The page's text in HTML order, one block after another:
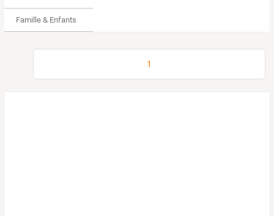
Famille & Enfants
1